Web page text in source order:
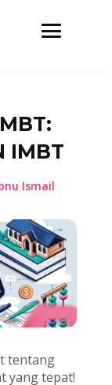
IMBT
Ismail
tentang
yang tepat!